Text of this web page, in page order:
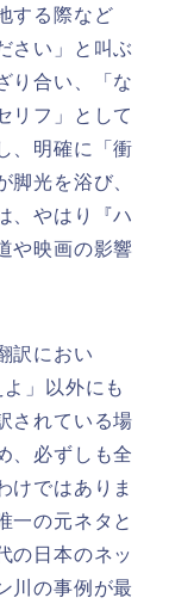
する際など
さい」と叫ぶ
り合い、「な
リフ」として
、明確に「衝
脚光を浴び、
、やはり『ハ
や映画の影響
訳におい
」以外にも
されている場
、必ずしも全
けではありま
一の元ネタと
の日本のネッ
川の事例が最